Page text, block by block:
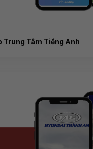
Trung Tâm Tiếng Anh